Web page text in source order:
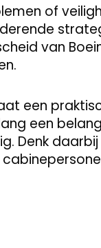
of
van
een
een
Denk